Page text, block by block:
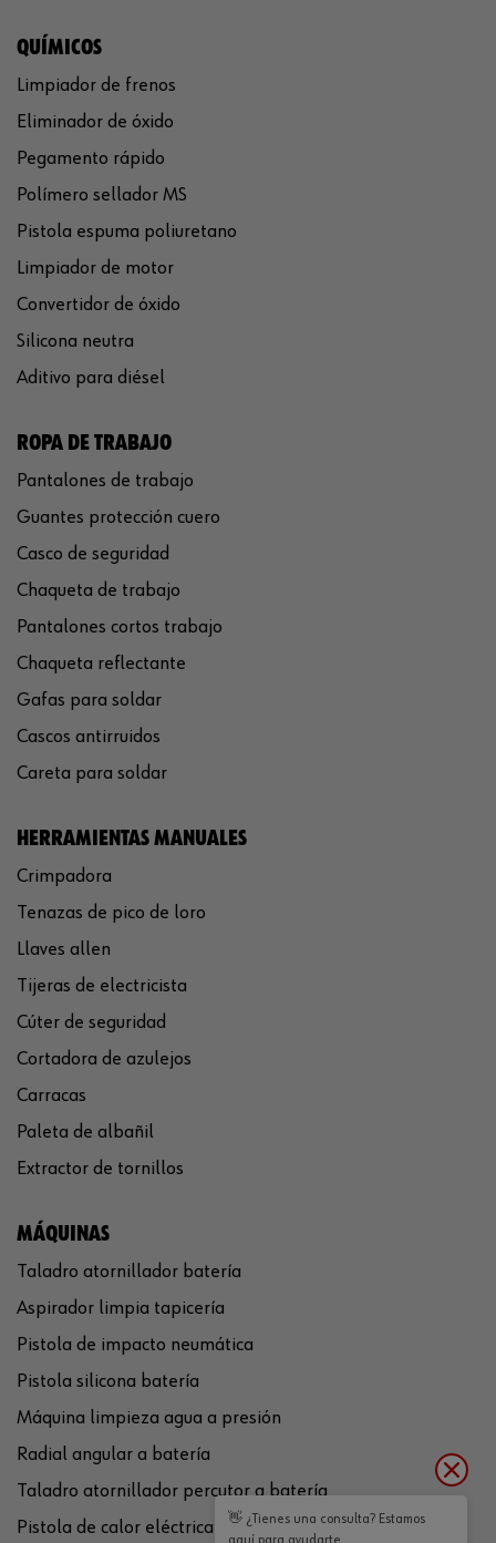
QUÍMICOS
Limpiador de frenos
Eliminador de óxido
Pegamento rápido
Polímero sellador MS
Pistola espuma poliuretano
Limpiador de motor
Convertidor de óxido
Silicona neutra
Aditivo para diésel
ROPA DE TRABAJO
Pantalones de trabajo
Guantes protección cuero
Casco de seguridad
Chaqueta de trabajo
Pantalones cortos trabajo
Chaqueta reflectante
Gafas para soldar
Cascos antirruidos
Careta para soldar
HERRAMIENTAS MANUALES
Crimpadora
Tenazas de pico de loro
Llaves allen
Tijeras de electricista
Cúter de seguridad
Cortadora de azulejos
Carracas
Paleta de albañil
Extractor de tornillos
MÁQUINAS
Taladro atornillador batería
Aspirador limpia tapicería
Pistola de impacto neumática
Pistola silicona batería
Máquina limpieza agua a presión
Radial angular a batería
Taladro atornillador percutor a batería
Pistola de calor eléctrica
👋 ¿Tienes una consulta? Estamos